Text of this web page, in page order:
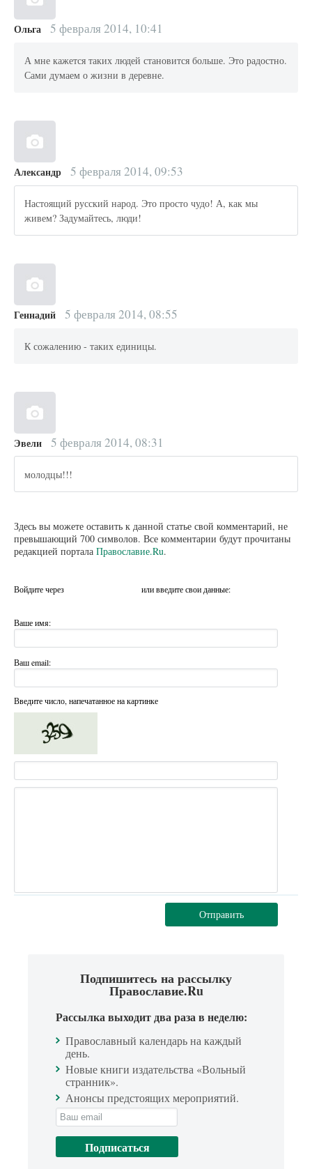
Ольга 5 февраля 2014, 10:41
А мне кажется таких людей становится больше. Это радостно.
Сами думаем о жизни в деревне.
Александр 5 февраля 2014, 09:53
Настоящий русский народ. Это просто чудо! А, как мы
живем? Задумайтесь, люди!
Геннадий 5 февраля 2014, 08:55
К сожалению - таких единицы.
Эвели 5 февраля 2014, 08:31
молодцы!!!
Здесь вы можете оставить к данной статье свой комментарий, не
превышающий 700 символов. Все комментарии будут прочитаны
редакцией портала Православие.Ru.
Войдите через или введите свои данные:
Ваше имя:
Ваш email:
Введите число, напечатанное на картинке
Отправить
Подпишитесь на рассылку
Православие.Ru
Рассылка выходит два раза в неделю:
Православный календарь на каждый
день.
Новые книги издательства «Вольный
странник».
Анонсы предстоящих мероприятий.